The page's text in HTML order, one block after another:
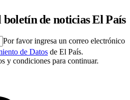
de noticias El País
Por favor ingresa un correo electrónico
de Datos de El País.
y condiciones para continuar.